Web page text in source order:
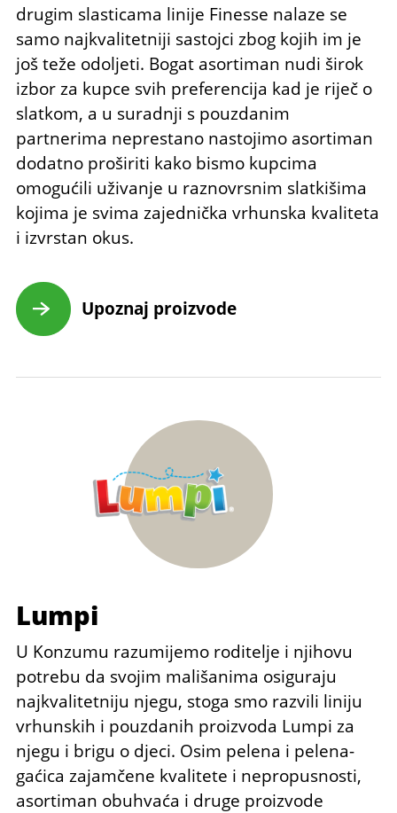
drugim slasticama linije Finesse nalaze se
samo najkvalitetniji sastojci zbog kojih im je
još teže odoljeti. Bogat asortiman nudi širok
izbor za kupce svih preferencija kad je riječ o
slatkom, a u suradnji s pouzdanim
partnerima neprestano nastojimo asortiman
dodatno proširiti kako bismo kupcima
omogućili uživanje u raznovrsnim slatkišima
kojima je svima zajednička vrhunska kvaliteta
i izvrstan okus.
Upoznaj proizvode
Lumpi
U Konzumu razumijemo roditelje i njihovu
potrebu da svojim mališanima osiguraju
najkvalitetniju njegu, stoga smo razvili liniju
vrhunskih i pouzdanih proizvoda Lumpi za
njegu i brigu o djeci. Osim pelena i pelena-
gaćica zajamčene kvalitete i nepropusnosti,
asortiman obuhvaća i druge proizvode